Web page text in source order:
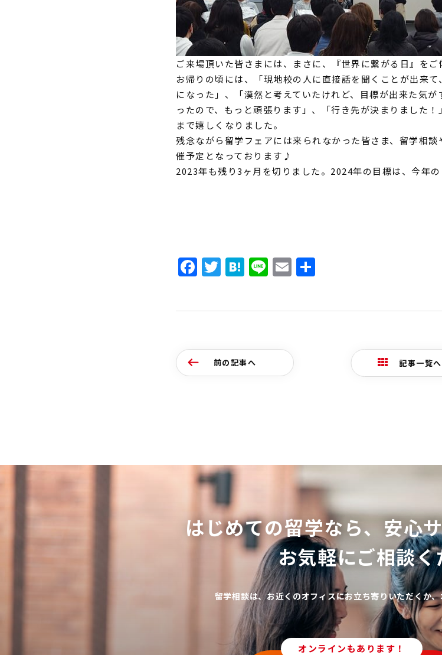
ご来場頂いた皆さまには、まさに、『世界に繋がる日』 をご
お帰りの頃には、「現地校の人に直接話を聞くことが出来て、
になった」、「漠然と考えていたけれど、目標が出来た気が
ったので、もっと頑張ります」、「行き先が決まりました！
まで嬉しくなりました。
残念ながら留学フェアには来られなかった皆さま、 留学相談
催予定となっております♪
2023年も残り3ヶ月を切りました。2024年の目標は、 今年
Facebook
Twitter
Hatena
LineEmail
前の記事へ 記事一覧へ
はじめての留学なら、 安心
お気軽にご相談く
留学相談は、お近くのオフィスにお立ち寄りいただくか
オンラインもあります！